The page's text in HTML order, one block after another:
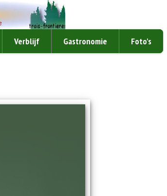
Verblijf Gastronomie Foto's